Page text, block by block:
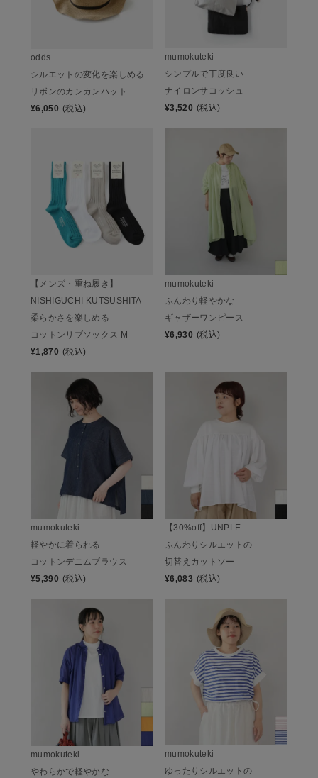
odds
シルエットの変化を楽しめる
リボンのカンカンハット
¥6,050 (税込)
mumokuteki
シンプルで丁度良い
ナイロンサコッシュ
¥3,520 (税込)
【メンズ・重ね履き】
NISHIGUCHI KUTSUSHITA
柔らかさを楽しめる
コットンリブソックス M
¥1,870 (税込)
mumokuteki
ふんわり軽やかな
ギャザーワンピース
¥6,930 (税込)
mumokuteki
軽やかに着られる
コットンデニムブラウス
¥5,390 (税込)
【30%off】UNPLE
ふんわりシルエットの
切替えカットソー
¥6,083 (税込)
mumokuteki
やわらかで軽やかな
mumokuteki
ゆったりシルエットの